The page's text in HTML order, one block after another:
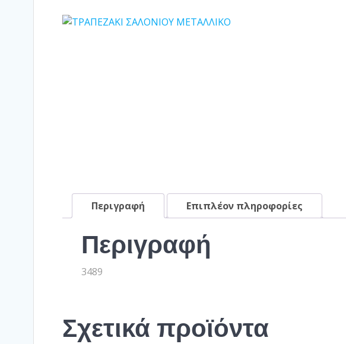
Περιγραφή Επιπλέον πληροφορίες
Περιγραφή
3489
Σχετικά προϊόντα